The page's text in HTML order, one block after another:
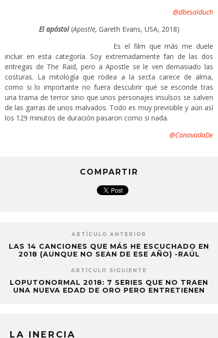
@dbesalduch
El apóstol(Apostle, Gareth Evans, USA, 2018)
Es el film que más me duele
incluir en esta categoría. Soy extremadamente fan de las dos
entregas de The Raid, pero a Apostle se le ven demasiado las
costuras. La mitología que rodea a la secta carece de alma,
como si lo importante no fuera descubrir qué se esconde tras
una trama de terror sino que unos personajes insulsos se salven
de las garras de unos malvados. Todo es muy previsible y aún así
los 129 minutos de duración pasaron como si nada.
@CanovadaDe
COMPARTIR
ARTÍCULO ANTERIOR
LAS 14 CANCIONES QUE MÁS HE ESCUCHADO EN
2018 (AUNQUE NO SEAN DE ESE AÑO) -RAÚL
ARTÍCULO SIGUIENTE
LOPUTONORMAL 2018: 7 SERIES QUE NO TRAEN
UNA NUEVA EDAD DE ORO PERO ENTRETIENEN
LA INERCIA